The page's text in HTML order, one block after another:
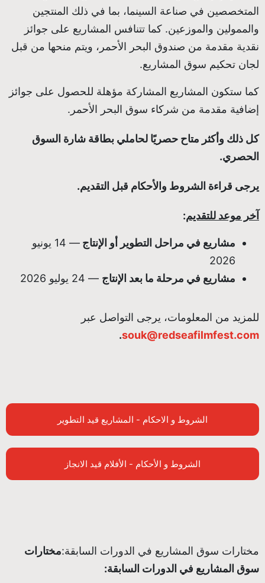
المتخصصين في صناعة السينما، بما في ذلك المنتجين
والممولين والموزعين. كما تتنافس المشاريع على جوائز
نقدية مقدمة من صندوق البحر الأحمر، ويتم منحها من قبل
لجان تحكيم سوق المشاريع.
كما ستكون المشاريع المشاركة مؤهلة للحصول على جوائز
إضافية مقدمة من شركاء سوق البحر الأحمر.
كل ذلك وأكثر متاح حصريًا لحاملي بطاقة شارة السوق
الحصري.
يرجى قراءة الشروط والأحكام قبل التقديم.
آخر موعد للتقديم:
مشاريع في مراحل التطوير أو الإنتاج
— 14 يونيو
2026
مشاريع في مرحلة ما بعد الإنتاج — 24 يوليو 2026
للمزيد من المعلومات، يرجى التواصل عبر
souk@redseafilmfest.com
.
الشروط و الاحكام - المشاريع قيد التطوير
الشروط و الأحكام - الأفلام قيد الانجاز
مختارات سوق المشاريع في الدورات السابقة:مختارات
سوق المشاريع في الدورات السابقة: